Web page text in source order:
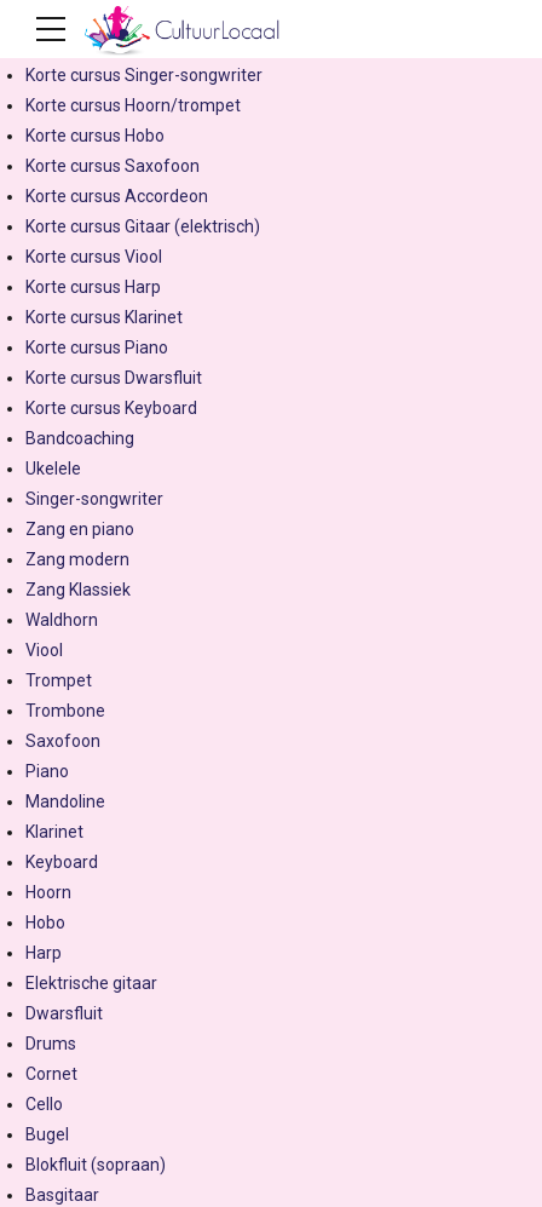
Korte cursus Drums
Korte cursus Zang modern
Korte cursus Singer-songwriter
Korte cursus Hoorn/trompet
Korte cursus Hobo
Korte cursus Saxofoon
Korte cursus Accordeon
Korte cursus Gitaar (elektrisch)
Korte cursus Viool
Korte cursus Harp
Korte cursus Klarinet
Korte cursus Piano
Korte cursus Dwarsfluit
Korte cursus Keyboard
Bandcoaching
Ukelele
Singer-songwriter
Zang en piano
Zang modern
Zang Klassiek
Waldhorn
Viool
Trompet
Trombone
Saxofoon
Piano
Mandoline
Klarinet
Keyboard
Hoorn
Hobo
Harp
Elektrische gitaar
Dwarsfluit
Drums
Cornet
Cello
Bugel
Blokfluit (sopraan)
Basgitaar